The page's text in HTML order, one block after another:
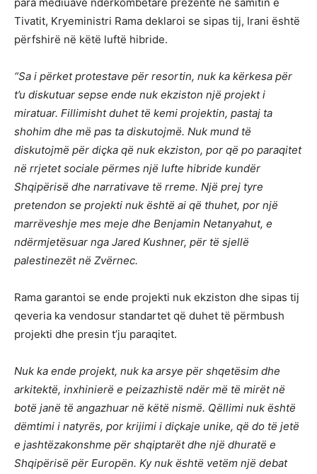
Tivatit, Kryeministri Rama deklaroi se sipas tij, Irani është
përfshirë në këtë luftë hibride.
“Sa i përket protestave për resortin, nuk ka kërkesa për
t’u diskutuar sepse ende nuk ekziston një projekt i
miratuar. Fillimisht duhet të kemi projektin, pastaj ta
shohim dhe më pas ta diskutojmë. Nuk mund të
diskutojmë për diçka që nuk ekziston, por që po paraqitet
në rrjetet sociale përmes një lufte hibride kundër
Shqipërisë dhe narrativave të rreme. Një prej tyre
pretendon se projekti nuk është ai që thuhet, por një
marrëveshje mes meje dhe Benjamin Netanyahut, e
ndërmjetësuar nga Jared Kushner, për të sjellë
palestinezët në Zvërnec.
Rama garantoi se ende projekti nuk ekziston dhe sipas tij
qeveria ka vendosur standartet që duhet të përmbush
projekti dhe presin t’ju paraqitet.
Nuk ka ende projekt, nuk ka arsye për shqetësim dhe
arkitektë, inxhinierë e peizazhistë ndër më të mirët në
botë janë të angazhuar në këtë nismë. Qëllimi nuk është
dëmtimi i natyrës, por krijimi i diçkaje unike, që do të jetë
e jashtëzakonshme për shqiptarët dhe një dhuratë e
Shqipërisë për Europën. Ky nuk është vetëm një debat